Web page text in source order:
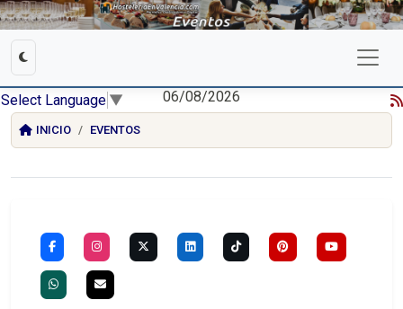
Select Language ▼ 06/08/2026
INICIO EVENTOS